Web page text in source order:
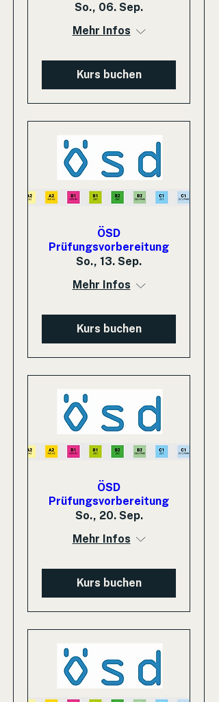
So., 06. Sep.
Mehr Infos
Kurs buchen
ÖSD
Prüfungsvorbereitung
So., 13. Sep.
Mehr Infos
Kurs buchen
ÖSD
Prüfungsvorbereitung
So., 20. Sep.
Mehr Infos
Kurs buchen